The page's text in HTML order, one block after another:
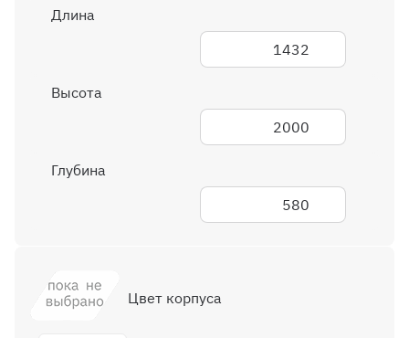
Длина
1432
Высота
2000
Глубина
580
Цвет корпуса